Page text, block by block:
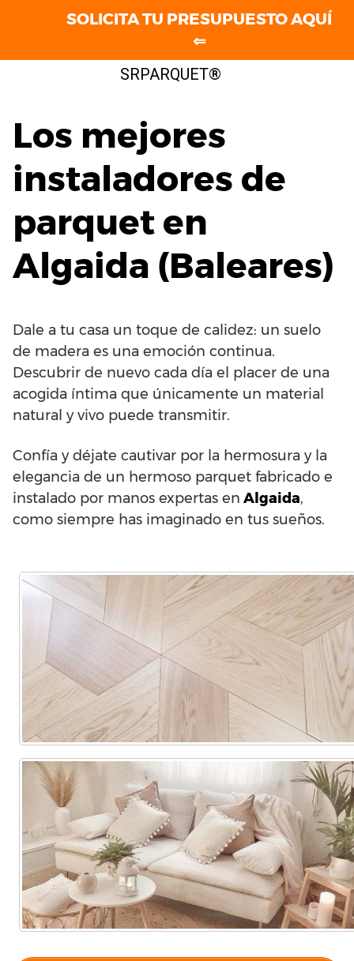
SRPARQUET®
Los mejores
instaladores de
parquet en
Algaida (Baleares)
Dale a tu casa un toque de calidez: un suelo
de madera es una emoción continua.
Descubrir de nuevo cada día el placer de una
acogida íntima que únicamente un material
natural y vivo puede transmitir.
Confía y déjate cautivar por la hermosura y la
elegancia de un hermoso parquet fabricado e
instalado por manos expertas en Algaida,
como siempre has imaginado en tus sueños.
SOLICITA TU PRESUPUESTO AQUÍ
⇐